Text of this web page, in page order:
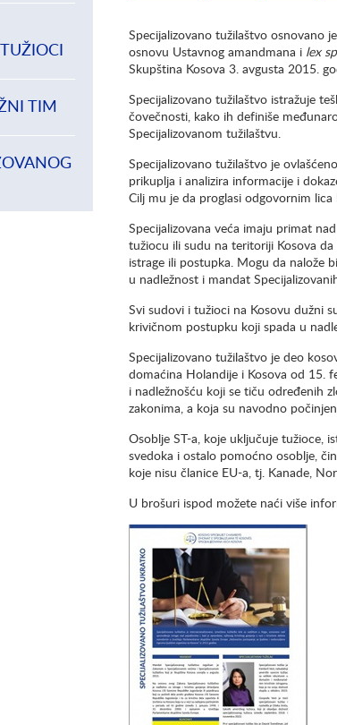
Specijalizovano tužilaštvo osnovano
osnovu Ustavnog amandmana i lex
Skupština Kosova 3. avgusta 2015.
Specijalizovano tužilaštvo istražuje
čovečnosti, kako ih definiše
Specijalizovanom tužilaštvu.
Specijalizovano tužilaštvo je
prikuplja i analizira informacije i
Cilj mu je da proglasi odgovornim
Specijalizovana veća imaju primat
tužiocu ili sudu na teritoriji Kosova
istrage ili postupka. Mogu da nalože
u nadležnost i mandat
Svi sudovi i tužioci na Kosovu dužni
krivičnom postupku koji spada u
Specijalizovano tužilaštvo je deo
domaćina Holandije i Kosova od 15.
i nadležnošću koji se tiču određenih
zakonima, a koja su navodno
Osoblje ST-a, koje uključuje tužioce,
svedoka i ostalo pomoćno osoblje,
koje nisu članice EU-a, tj. Kanade,
U brošuri ispod možete naći više
TIM